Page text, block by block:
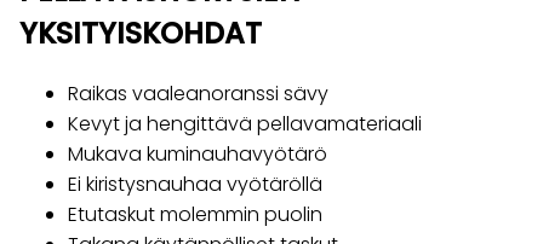
YKSITYISKOHDAT
Raikas vaaleanoranssi sävy
Kevyt ja hengittävä pellavamateriaali
Mukava kuminauhavyötärö
Ei kiristysnauhaa vyötäröllä
Etutaskut molemmin puolin